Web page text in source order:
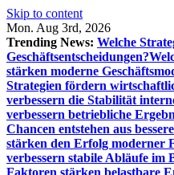
Skip to content
Mon. Aug 3rd, 2026
Trending News: Welche
Geschäftsentscheidungen?
stärken moderne
Strategien fördern
verbessern die Stabilität
verbessern betriebliche
Chancen entstehen aus
stärken den Erfolg moderner
verbessern stabile Abläufe im
Faktoren stärken belastbare